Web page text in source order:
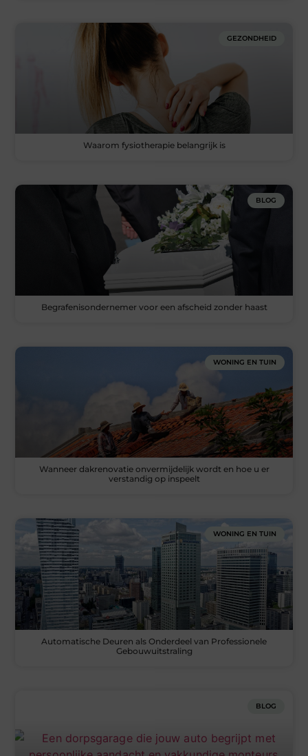
GEZONDHEID
Waarom fysiotherapie belangrijk is
BLOG
Begrafenisondernemer voor een afscheid zonder haast
WONING EN TUIN
Wanneer dakrenovatie onvermijdelijk wordt en hoe u er
verstandig op inspeelt
WONING EN TUIN
Automatische Deuren als Onderdeel van Professionele
Gebouwuitstraling
BLOG